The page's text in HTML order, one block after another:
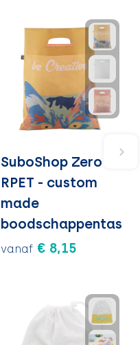
SuboShop Zero
RPET - custom
made
boodschappentas
vanaf € 8,15